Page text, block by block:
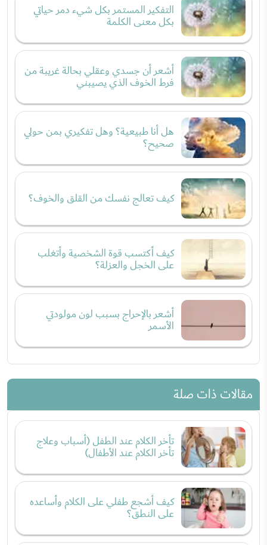
التفكير المستمر بكل شيء دمر حياتي
بكل معنى الكلمة
أشعر أن جسدي وعقلي بحالة غريبة من
فرط الخوف الذي يصيبني
هل أنا طبيعية؟ وهل تفكيري بمن حولي
صحيح؟
كيف تعالج نفسك من القلق والخوف؟
كيف أكتسب قوة الشخصية وأتغلب
على الخجل والعزلة؟
أشعر بالإحراج بسبب لون مولودتي
الأسمر
مقالات ذات صلة
تأخر الكلام عند الطفل (أسباب وعلاج
تأخر الكلام عند الأطفال)
كيف أشجع طفلي على الكلام وأساعده
على النطق؟